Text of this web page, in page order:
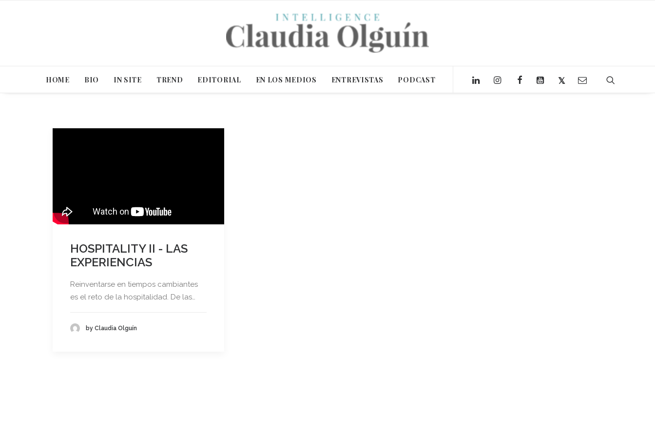
HOME BIO IN SITE TREND EDITORIAL EN LOS MEDIOS ENTREVISTAS PODCAST
HOSPITALITY II - LAS
EXPERIENCIAS
Reinventarse en tiempos cambiantes
es el reto de la hospitalidad. De las…
by Claudia Olguín